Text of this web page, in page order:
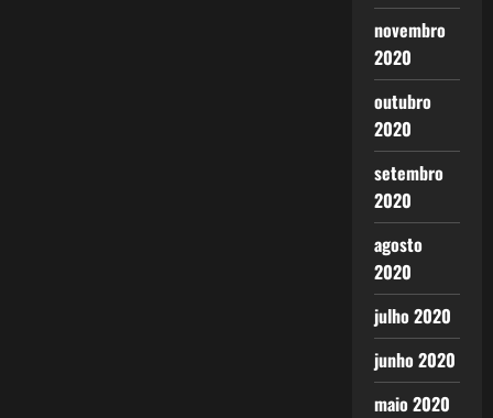
novembro
2020
outubro
2020
setembro
2020
agosto
2020
julho 2020
junho 2020
maio 2020